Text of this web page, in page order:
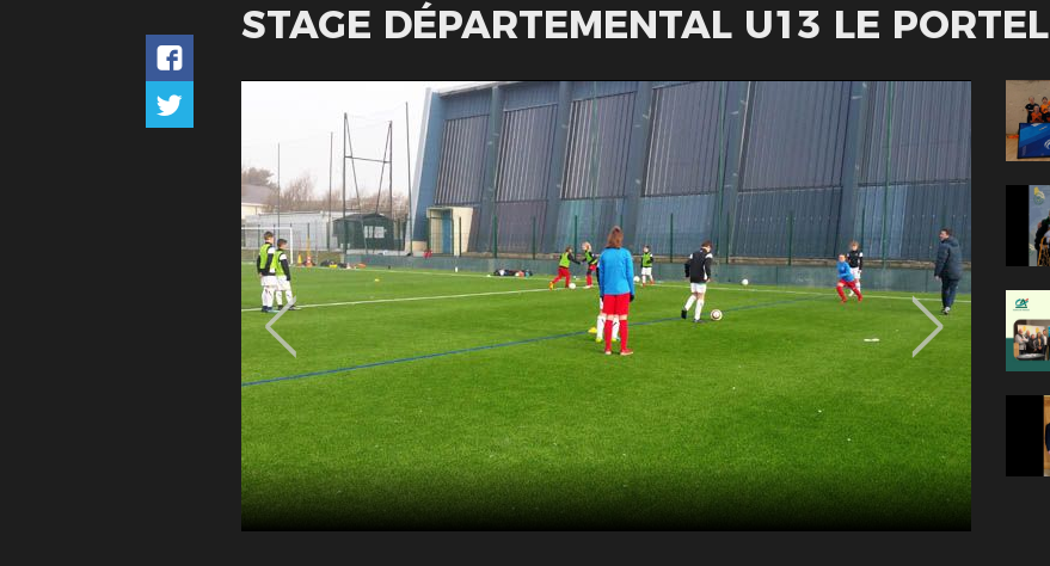
STAGE DÉPARTEMENTAL U13 LE PORTEL